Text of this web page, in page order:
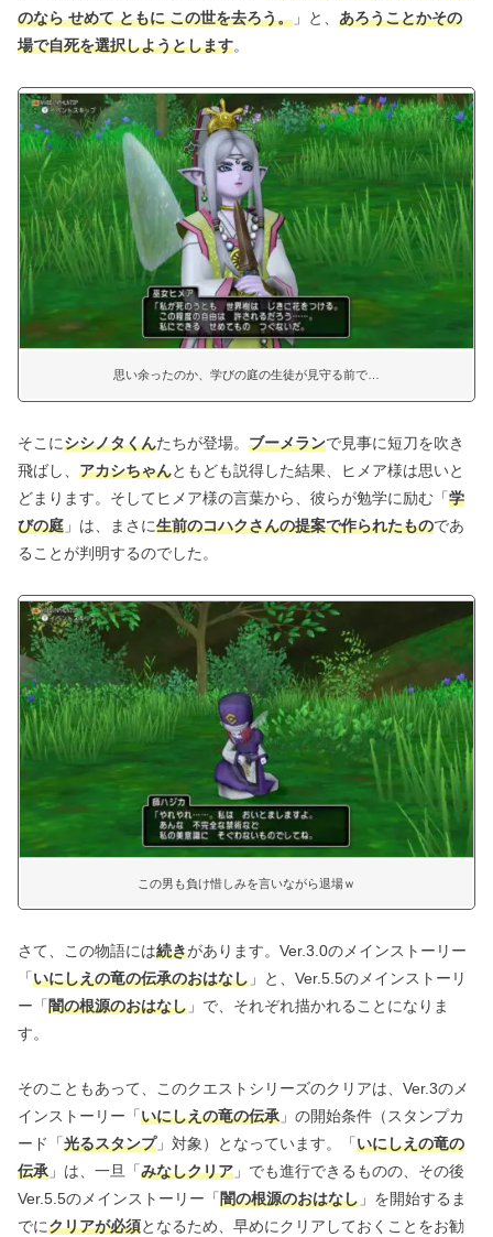
のなら せめて ともに この世を去ろう。 」と、 あろうことかその
場で自死を選択しようとします。
思い余ったのか、学びの庭の生徒が見守る前で…
そこにシシノタくんたちが登場。 ブーメランで見事に短刀を吹き
飛ばし、 アカシちゃんともども説得した結果、ヒメア様は思いと
どまります。そしてヒメア様の言葉から、彼らが勉学に励む「学
びの庭 」は、まさに生前のコハクさんの提案で作られたものであ
ることが判明するのでした。
この男も負け惜しみを言いながら退場ｗ
さて、この物語には続きがあります。Ver.3.0のメインストーリー
「いにしえの竜の伝承のおはなし 」と、Ver.5.5のメインストーリ
ー「闇の根源のおはなし 」で、それぞれ描かれることになりま
す。
そのこともあって、このクエストシリーズのクリアは、Ver.3のメ
インストーリー「いにしえの竜の伝承 」の開始条件（スタンプカ
ード「光るスタンプ」対象）となっています。「いにしえの竜の
伝承 」は、一旦「みなしクリア 」でも進行できるものの、その後
Ver.5.5のメインストーリー「闇の根源のおはなし 」を開始するま
でにクリアが必須となるため、早めにクリアしておくことをお勧